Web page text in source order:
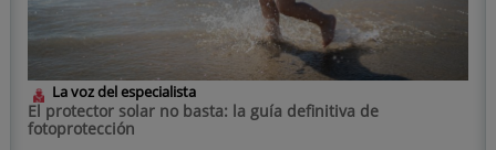
La voz del especialista
El protector solar no basta: la guía definitiva de
fotoprotección